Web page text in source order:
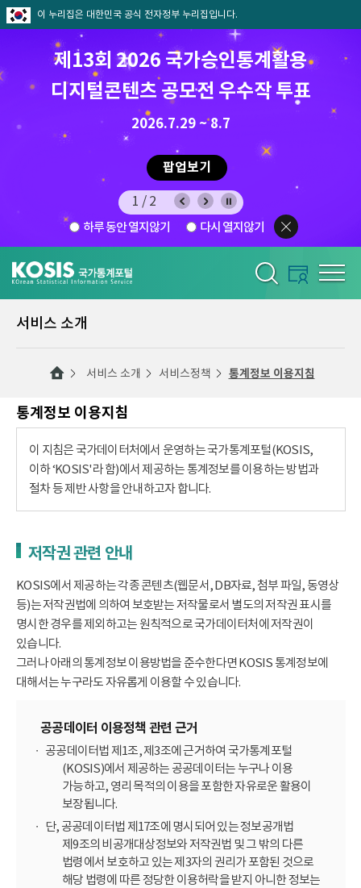
이 누리집은 대한민국 공식 전자정부 누리집입니다.
제13회 2026 국가승인통계활용
디지털콘텐츠 공모전 우수작 투표
2026.7.29 ~ 8.7
팝업보기
8.7.(금) ~ 8.21.(금)
1/2
하루 동안 열지않기 다시 열지않기
서비스 소개
서비스 소개 서비스정책 통계정보 이용지침
통계정보 이용지침
이 지침은 국가데이터처에서 운영하는 국가통계포털(KOSIS,
이하 ‘KOSIS'라 함)에서 제공하는 통계정보를 이용하는 방법과
절차 등 제반 사항을 안내하고자 합니다.
저작권 관련 안내
KOSIS에서 제공하는 각종 콘텐츠(웹문서, DB자료, 첨부 파일, 동영상
등)는 저작권법에 의하여 보호받는 저작물로서 별도의 저작권 표시를
명시한 경우를 제외하고는 원칙적으로 국가데이터처에 저작권이
있습니다.
그러나 아래의 통계정보 이용방법을 준수한다면 KOSIS 통계정보에
대해서는 누구라도 자유롭게 이용할 수 있습니다.
공공데이터 이용정책 관련 근거
공공데이터법 제1조, 제3조에 근거하여 국가통계포털
(KOSIS)에서 제공하는 공공데이터는 누구나 이용
가능하고, 영리 목적의 이용을 포함한 자유로운 활용이
보장됩니다.
단, 공공데이터법 제17조에 명시되어 있는 정보공개법
제9조의 비공개대상정보와 저작권법 및 그 밖의 다른
법령에서 보호하고 있는 제3자의 권리가 포함된 것으로
해당 법령에 따른 정당한 이용허락을 받지 아니한 정보는